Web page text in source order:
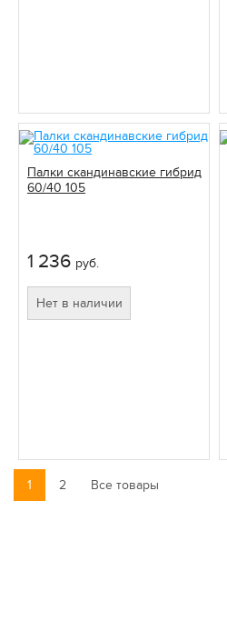
Палки скандинавские гибрид
60/40 105
1 236 руб.
Нет в наличии
1 2 Все товары